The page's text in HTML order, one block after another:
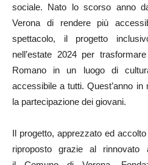
sociale. Nato lo scorso anno
Verona di rendere più
spettacolo, il progetto
nell’estate 2024 per
Romano in un luogo di
accessibile a tutti. Quest’anno
la partecipazione dei giovani.
Il progetto, apprezzato ed
riproposto grazie al rinnovato